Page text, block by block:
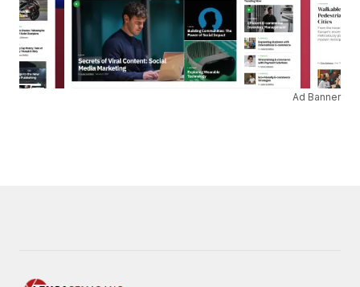
Ad Banner